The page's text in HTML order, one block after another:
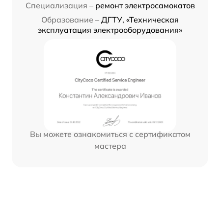
Специализация – ремонт электросамокатов
Образование – ДГТУ, «Техническая
эксплуатация электрооборудования»
Вы можете ознакомиться с сертификатом
мастера